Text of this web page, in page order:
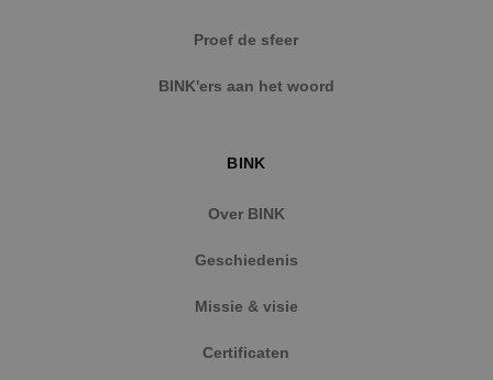
Proef de sfeer
BINK'ers aan het woord
BINK
Over BINK
Geschiedenis
Missie & visie
Certificaten
Strikt noodzakelijke cookies maken de
website kan niet goed worden gebruikt zonder de